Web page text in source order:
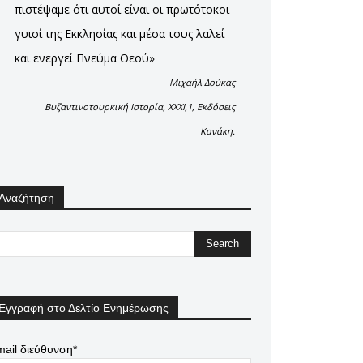
πιστέψαμε ότι αυτοί είναι οι πρωτότοκοι
γυιοί της Εκκλησίας και μέσα τους λαλεί
και ενεργεί Πνεύμα Θεού»
Μιχαήλ Δούκας
Βυζαντινοτουρκική Ιστορία, XXXI,1, Εκδόσεις
Κανάκη.
Εγγραφή στο Δελτίο Ενημέρωσης
διεύθυνση*